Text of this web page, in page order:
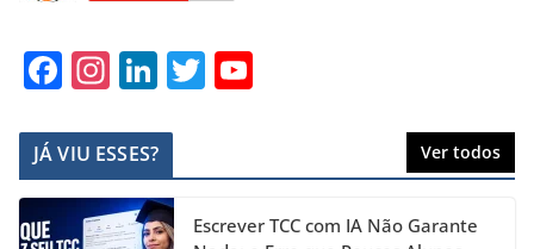
F
c
e
b
In
a
gr
a
Li
k
e
dI
T
er T
u
JÁ VIU ESSES? Ver todos
Escrever TCC com IA Não Garante